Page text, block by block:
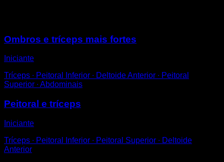
Ombros e tríceps mais fortes
Iniciante
Tríceps ∙ Peitoral Inferior ∙ Deltoide Anterior ∙ Peitoral
Superior ∙ Abdominais
Peitoral e tríceps
Iniciante
Tríceps ∙ Peitoral Inferior ∙ Peitoral Superior ∙ Deltoide
Anterior